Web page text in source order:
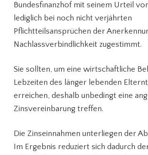
Bundesfinanzhof mit seinem Urteil
lediglich bei noch nicht verjährten
Pflichtteilsansprüchen der
Nachlassverbindlichkeit zugestimmt.
Sie sollten, um eine wirtschaftliche
Lebzeiten des länger lebenden
erreichen, deshalb unbedingt eine
Zinsvereinbarung treffen.
Die Zinseinnahmen unterliegen der
Im Ergebnis reduziert sich dadurch